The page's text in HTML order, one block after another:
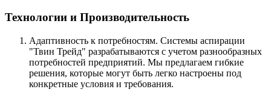
Технологии и Производительность
Адаптивность к потребностям. Системы аспирации
"Твин Трейд" разрабатываются с учетом разнообразных
потребностей предприятий. Мы предлагаем гибкие
решения, которые могут быть легко настроены под
конкретные условия и требования.